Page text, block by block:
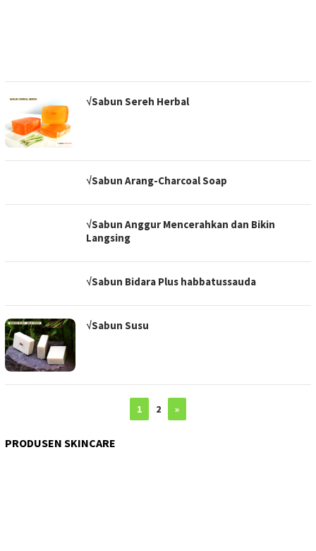
√Sabun Sereh Herbal
√Sabun Arang-Charcoal Soap
√Sabun Anggur Mencerahkan dan Bikin
Langsing
√Sabun Bidara Plus habbatussauda
√Sabun Susu
1 2 »
PRODUSEN SKINCARE